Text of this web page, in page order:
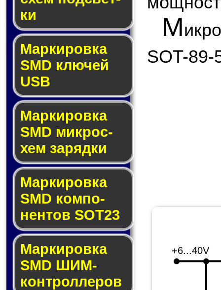
ки
Маркировка
SMD клю­чей
USB
Маркировка
SMD мик­рос­
хем за­ряд­ки
Маркировка
SMD ком­по­
нен­тов SOT23
Маркировка
SMD ШИМ-
кон­трол­ле­ров
М
SOT-89-
+6...40V